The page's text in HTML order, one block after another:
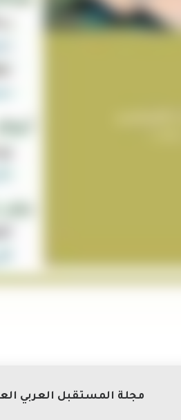
مجلة المستقبل العربي العدد 526 كانون الأول/